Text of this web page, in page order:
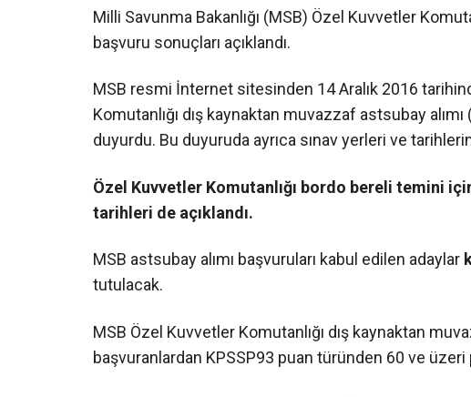
Milli Savunma Bakanlığı (MSB) Özel Kuvvetler
başvuru sonuçları açıklandı.
MSB resmi İnternet sitesinden 14 Aralık 2016
Komutanlığı dış kaynaktan muvazzaf astsubay
duyurdu. Bu duyuruda ayrıca sınav yerleri ve
Özel Kuvvetler Komutanlığı bordo bereli temini
tarihleri de açıklandı.
MSB astsubay alımı başvuruları kabul edilen adaylar
tutulacak.
MSB Özel Kuvvetler Komutanlığı dış kaynaktan
başvuranlardan KPSSP93 puan türünden 60 ve üzeri